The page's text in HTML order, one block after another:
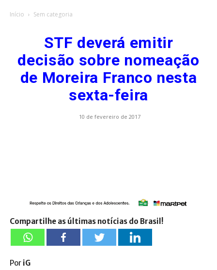
Início Sem categoria
STF deverá emitir
decisão sobre nomeação
de Moreira Franco nesta
sexta-feira
10 de fevereiro de 2017
Compartilhe as últimas notícias do Brasil!
Por iG